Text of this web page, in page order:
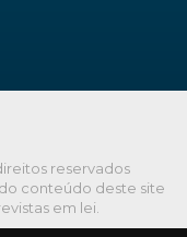
reservados
conteúdo deste site
em lei.